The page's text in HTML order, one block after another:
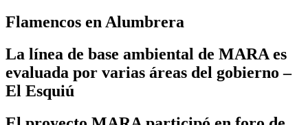
Flamencos en Alumbrera
La línea de base ambiental de MARA es
evaluada por varias áreas del gobierno –
El Esquiú